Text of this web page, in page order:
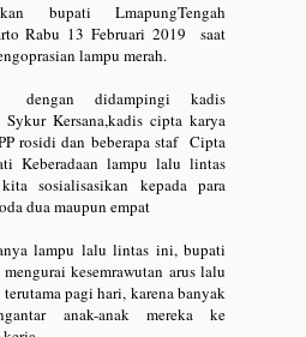
bupati LmapungTengah
Rabu 13 Februari 2019 saat
lampu merah.
dengan didampingi kadis
Kersana,kadis cipta karya
rosidi dan beberapa staf Cipta
Keberadaan lampu lalu lintas
sosialisasikan kepada para
dua maupun empat
lampu lalu lintas ini, bupati
kesemrawutan arus lalu
pagi hari, karena banyak
anak-anak mereka ke